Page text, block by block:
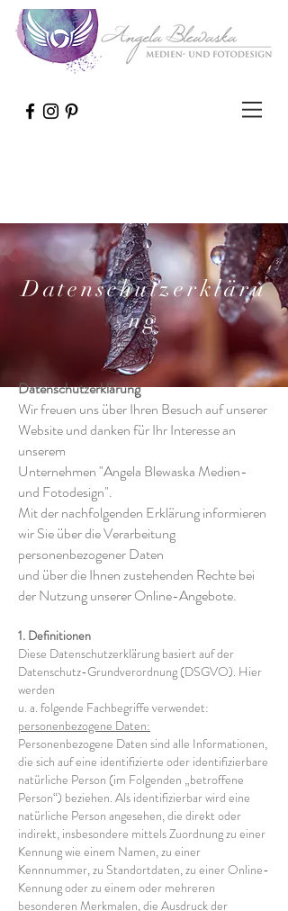
Datenschutzerkläru
ng
Datenschutzerklärung
Wir freuen uns über Ihren Besuch auf unserer
Website und danken für Ihr Interesse an
unserem
Unternehmen "Angela Blewaska Medien-
und Fotodesign".
Mit der nachfolgenden Erklärung informieren
wir Sie über die Verarbeitung
personenbezogener Daten
und über die Ihnen zustehenden Rechte bei
der Nutzung unserer Online-Angebote.
1. Definitionen
Diese Datenschutzerklärung basiert auf der
Datenschutz-Grundverordnung (DSGVO). Hier
werden
u. a. folgende Fachbegriffe verwendet:
personenbezogene Daten:
Personenbezogene Daten sind alle Informationen,
die sich auf eine identifizierte oder identifizierbare
natürliche Person (im Folgenden „betroffene
Person“) beziehen. Als identifizierbar wird eine
natürliche Person angesehen, die direkt oder
indirekt, insbesondere mittels Zuordnung zu einer
Kennung wie einem Namen, zu einer
Kennnummer, zu Standortdaten, zu einer Online-
Kennung oder zu einem oder mehreren
besonderen Merkmalen, die Ausdruck der